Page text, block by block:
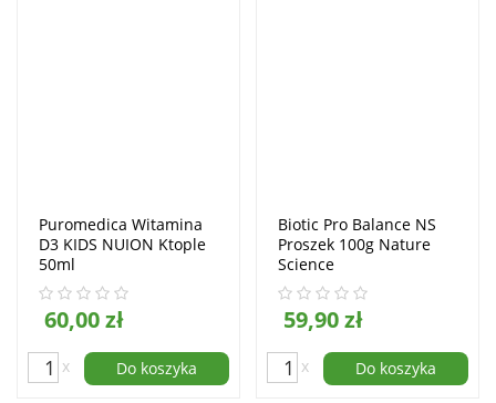
Puromedica Witamina
D3 KIDS NUION Ktople
50ml
60,00 zł
x Do koszyka
Biotic Pro Balance NS
Proszek 100g Nature
Science
59,90 zł
x Do koszyka